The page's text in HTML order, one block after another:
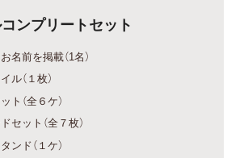
ンプリートセット
名前を掲載（1名）
ル（１枚）
ト（全６ケ）
セット（全７枚）
ンド（１ケ）